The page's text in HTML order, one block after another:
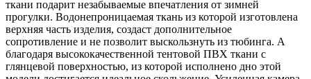
ткани подарит незабываемые впечатления от зимней
прогулки. Водонепроницаемая ткань из которой изготовлена
верхняя часть изделия, создаст дополнительное
сопротивление и не позволит выскользнуть из тюбинга. А
благодаря высококачественной тентовой ПВХ ткани с
глянцевой поверхностью, из которой исполнено дно этой